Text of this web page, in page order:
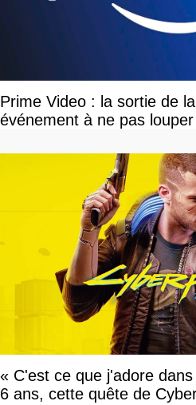
Prime Video : la sortie de
événement à ne pas louper
« C'est ce que j'adore
6 ans, cette quête de